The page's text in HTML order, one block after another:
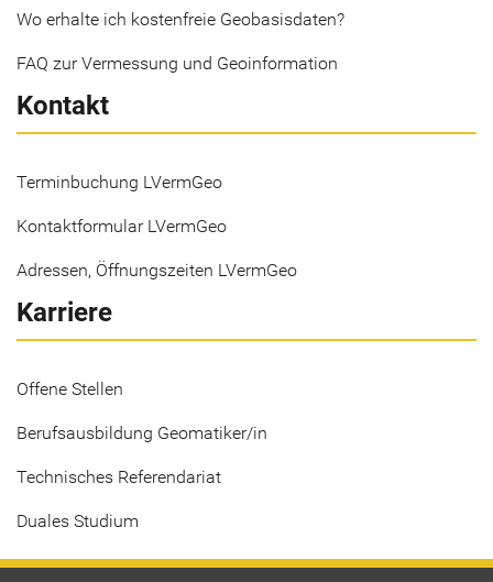
Wo erhalte ich kostenfreie Geobasisdaten?
FAQ zur Vermessung und Geoinformation
Kontakt
Terminbuchung LVermGeo
Kontaktformular LVermGeo
Adressen, Öffnungszeiten LVermGeo
Karriere
Offene Stellen
Berufsausbildung Geomatiker/in
Technisches Referendariat
Duales Studium